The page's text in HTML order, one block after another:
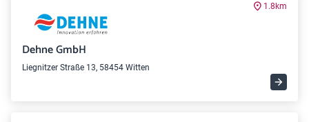
1.8km
Dehne GmbH
Liegnitzer Straße 13, 58454 Witten